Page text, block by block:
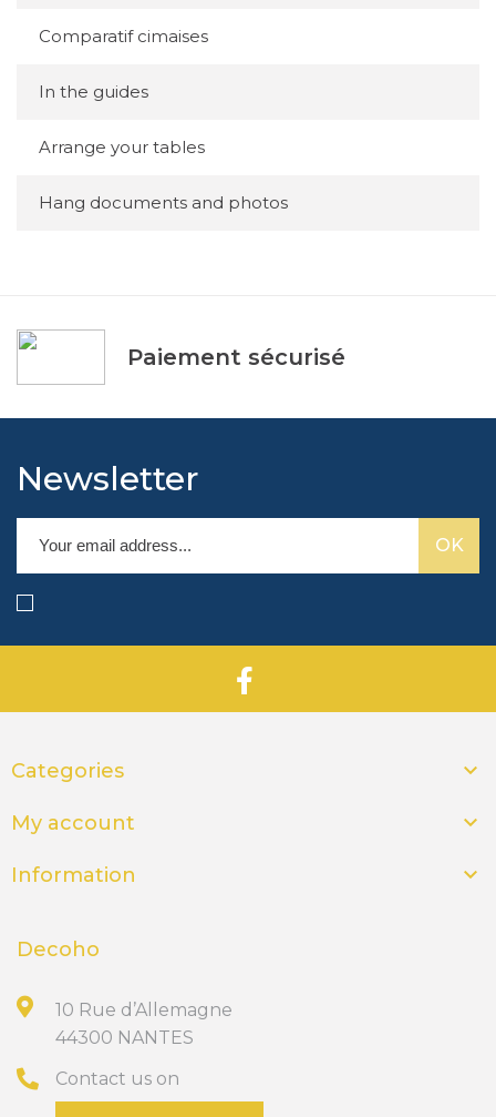
Comparatif cimaises
In the guides
Arrange your tables
Hang documents and photos
Paiement sécurisé
Newsletter
Categories 
My account 
Information 
Decoho
10 Rue d’Allemagne
44300 NANTES
Contact us on